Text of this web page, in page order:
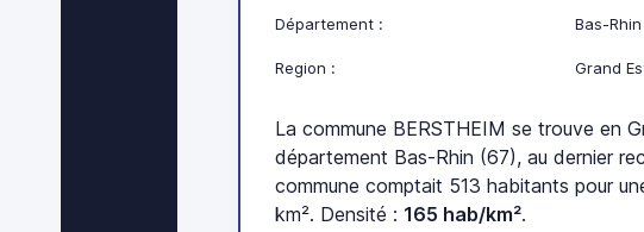
Département : Bas-
Region : Grand
La commune BERSTHEIM se trouve en
département Bas-Rhin (67), au dernier
commune comptait 513 habitants pour
km². Densité : 165 hab/km².